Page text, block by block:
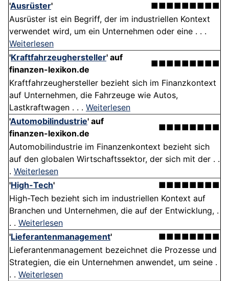
'Ausrüster'
■■■■■■■■■
Ausrüster ist ein Begriff, der im industriellen Kontext
verwendet wird, um ein Unternehmen oder eine . . .
Weiterlesen
'Kraftfahrzeughersteller' auf
finanzen-lexikon.de
■■■■■■■■■
Kraftfahrzeughersteller bezieht sich im Finanzkontext
auf Unternehmen, die Fahrzeuge wie Autos,
Lastkraftwagen . . . Weiterlesen
'Automobilindustrie' auf
finanzen-lexikon.de
■■■■■■■■
Automobilindustrie im Finanzenkontext bezieht sich
auf den globalen Wirtschaftssektor, der sich mit der . .
. Weiterlesen
'High-Tech'
■■■■■■■■
High-Tech bezieht sich im industriellen Kontext auf
Branchen und Unternehmen, die auf der Entwicklung, .
. . Weiterlesen
'Lieferantenmanagement'
■■■■■■■■
Lieferantenmanagement bezeichnet die Prozesse und
Strategien, die ein Unternehmen anwendet, um seine .
. . Weiterlesen